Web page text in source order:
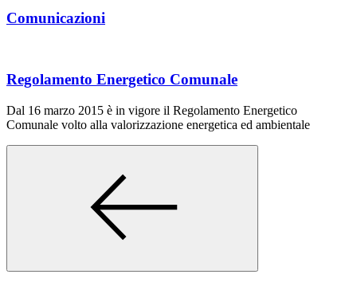
Comunicazioni
Regolamento Energetico Comunale
Dal 16 marzo 2015 è in vigore il Regolamento Energetico
Comunale volto alla valorizzazione energetica ed ambientale